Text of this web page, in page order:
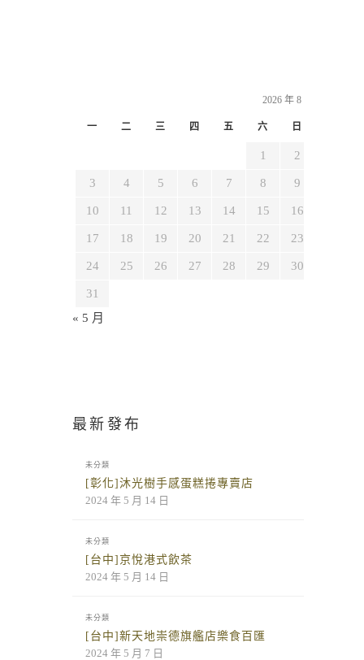
2026 年 8 月
一 二 三 四 五 六 日
1 2
3 4 5 6 7 8 9
10 11 12 13 14 15 16
17 18 19 20 21 22 23
24 25 26 27 28 29 30
31
« 5 月
最新發布
未分類
[彰化]沐光樹手感蛋糕捲專賣店
2024 年 5 月 14 日
未分類
[台中]京悅港式飲茶
2024 年 5 月 14 日
未分類
[台中]新天地崇德旗艦店樂食百匯
2024 年 5 月 7 日